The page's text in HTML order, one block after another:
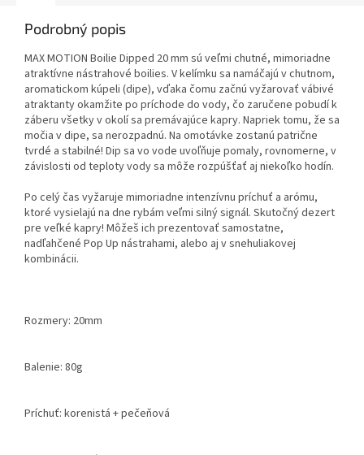
Podrobný popis
MAX MOTION Boilie Dipped 20 mm sú veľmi chutné, mimoriadne
atraktívne nástrahové boilies. V kelímku sa namáčajú v chutnom,
aromatickom kúpeli (dipe), vďaka čomu začnú vyžarovať vábivé
atraktanty okamžite po príchode do vody, čo zaručene pobudí k
záberu všetky v okolí sa premávajúce kapry. Napriek tomu, že sa
močia v dipe, sa nerozpadnú. Na omotávke zostanú patrične
tvrdé a stabilné! Dip sa vo vode uvoľňuje pomaly, rovnomerne, v
závislosti od teploty vody sa môže rozpúšťať aj niekoľko hodín.
Po celý čas vyžaruje mimoriadne intenzívnu príchuť a arómu,
ktoré vysielajú na dne rybám veľmi silný signál. Skutočný dezert
pre veľké kapry! Môžeš ich prezentovať samostatne,
nadľahčené Pop Up nástrahami, alebo aj v snehuliakovej
kombinácii.
Rozmery: 20mm
Balenie: 80g
Príchuť: korenistá + pečeňová